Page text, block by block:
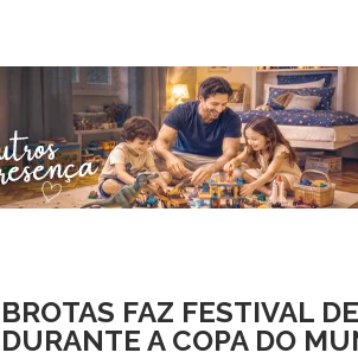
BROTAS FAZ FESTIVAL
DURANTE A COPA DO